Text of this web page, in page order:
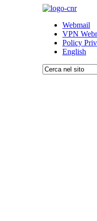
Webmail
VPN
Policy
English